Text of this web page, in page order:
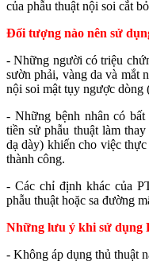
của phẫu thuật nội soi cắt
Đối tượng nào nên sử
- Những người có triệu
sườn phải, vàng da và mắt
nội soi mật tụy ngược dòng
- Những bệnh nhân có
tiền sử phẫu thuật làm
dạ dày) khiến cho việc
thành công.
- Các chỉ định khác của
phẫu thuật hoặc sa đường
Những lưu ý khi sử dụng
- Không áp dụng thủ thuật